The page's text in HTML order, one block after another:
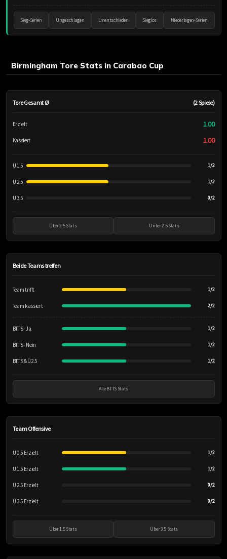
Sieg-Serien Ungeschlagen Unentschieden Sieglos Niederlagen-Serien
Birmingham Tore Stats in Carabao Cup
Tore Gesamt Ø (2 Spiele)
Erzielt 1.00
Kassiert 1.00
Ü 1.5 1/2
Ü 2.5 1/2
Ü 3.5 0/2
Über 2.5 Stats Unter 2.5 Stats
Beide Teams treffen
Team trifft 1/2
Team kassiert 2/2
BTTS - Ja 1/2
BTTS - Nein 1/2
BTTS & Ü2.5 1/2
Alle BTTS Stats
Team Offensive
Ü 0.5 Erzielt 1/2
Ü 1.5 Erzielt 1/2
Ü 2.5 Erzielt 0/2
Ü 3.5 Erzielt 0/2
Über 1.5 Stats Über 3.5 Stats